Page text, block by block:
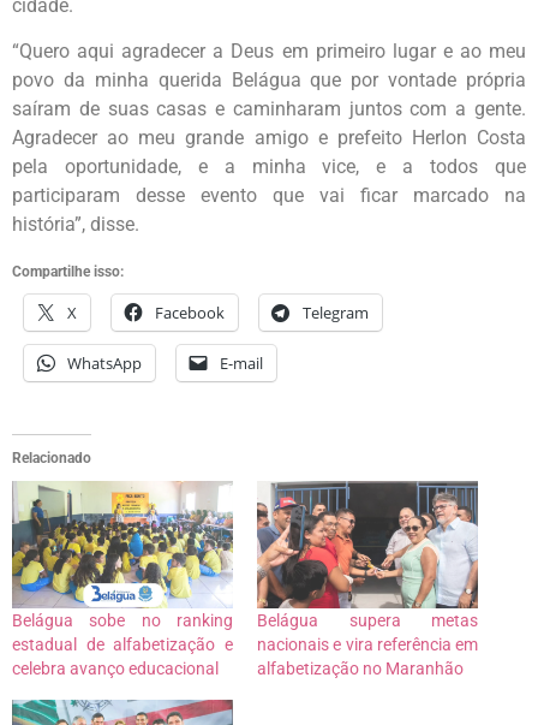
cidade.
“Quero aqui agradecer a Deus em primeiro lugar e ao meu
povo da minha querida Belágua que por vontade própria
saíram de suas casas e caminharam juntos com a gente.
Agradecer ao meu grande amigo e prefeito Herlon Costa
pela oportunidade, e a minha vice, e a todos que
participaram desse evento que vai ficar marcado na
história”, disse.
Compartilhe isso:
X Facebook Telegram
WhatsApp E-mail
Relacionado
Belágua sobe no ranking
estadual de alfabetização e
celebra avanço educacional
Belágua supera metas
nacionais e vira referência em
alfabetização no Maranhão